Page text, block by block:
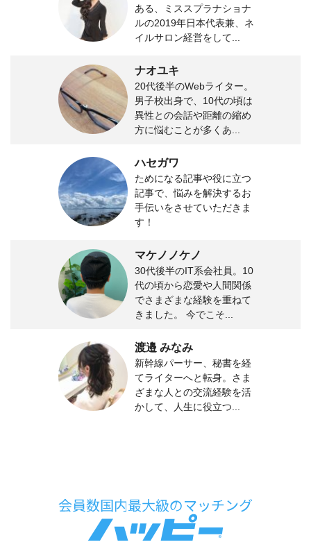
ある、ミススプラナショナ
ルの2019年日本代表兼、ネ
イルサロン経営をして...
ナオユキ
20代後半のWebライター。
男子校出身で、10代の頃は
異性との会話や距離の縮め
方に悩むことが多くあ...
ハセガワ
ためになる記事や役に立つ
記事で、悩みを解決するお
手伝いをさせていただきま
す！
マケノノケノ
30代後半のIT系会社員。10
代の頃から恋愛や人間関係
でさまざまな経験を重ねて
きました。 今でこそ...
渡邉 みなみ
新幹線パーサー、秘書を経
てライターへと転身。さま
ざまな人との交流経験を活
かして、人生に役立つ...